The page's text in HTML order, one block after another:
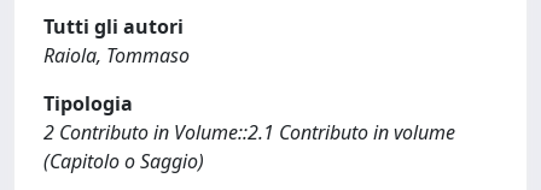
Tutti gli autori
Raiola, Tommaso
Tipologia
2 Contributo in Volume::2.1 Contributo in volume
(Capitolo o Saggio)